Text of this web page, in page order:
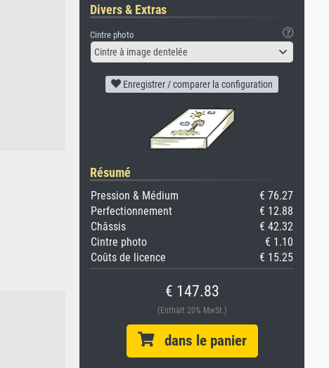
Divers & Extras
Cintre photo
Cintre à image dentelée
Enregistrer / comparer la configuration
Résumé
Pression & Médium
€ 76.27
Perfectionnement
€ 12.88
Châssis
€ 42.32
Cintre photo
€ 1.10
Coûts de licence
€ 15.25
€ 147.83
(Enthält 20% MwSt.)
dans le panier